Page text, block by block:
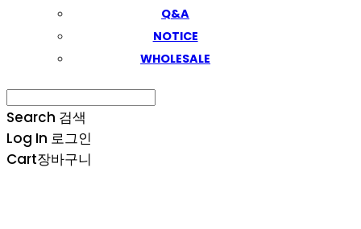
Q&A
NOTICE
WHOLESALE
Search 검색
Log In 로그인
Cart장바구니